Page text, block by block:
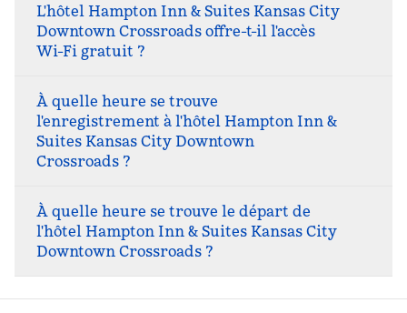
L'hôtel Hampton Inn & Suites Kansas City
Downtown Crossroads offre-t-il l'accès
Wi-Fi gratuit ?
À quelle heure se trouve
l'enregistrement à l'hôtel Hampton Inn &
Suites Kansas City Downtown
Crossroads ?
À quelle heure se trouve le départ de
l'hôtel Hampton Inn & Suites Kansas City
Downtown Crossroads ?